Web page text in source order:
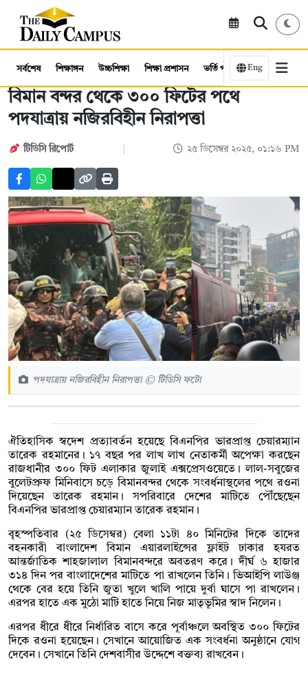
সর্বশেষ শিক্ষাঙ্গন উচ্চশিক্ষা শিক্ষা প্রশাসন ভর্তি পরীক্ষা কর্মসংস্থান
Eng
বিমান বন্দর থেকে ৩০০ ফিটের পথে
পদযাত্রায় নজিরবিহীন নিরাপত্তা
টিডিসি রিপোর্ট ২৫ ডিসেম্বর ২০২৫, ০১:১৬ PM
পদযাত্রায় নজিরবিহীন নিরাপত্তা © টিডিসি ফটো
ঐতিহাসিক স্বদেশ প্রত্যাবর্তন হয়েছে বিএনপির ভারপ্রাপ্ত চেয়ারম্যান
তারেক রহমানের। ১৭ বছর পর লাখ লাখ নেতাকর্মী অপেক্ষা করছেন
রাজধানীর ৩০০ ফিট এলাকার জুলাই এক্সপ্রেসওয়েতে। লাল-সবুজের
বুলেটপ্রুফ মিনিবাসে চড়ে বিমানবন্দর থেকে সংবর্ধনাস্থলের পথে রওনা
দিয়েছেন তারেক রহমান। সপরিবারে দেশের মাটিতে পৌঁছেছেন
বিএনপির ভারপ্রাপ্ত চেয়ারম্যান তারেক রহমান।
বৃহস্পতিবার (২৫ ডিসেম্বর) বেলা ১১টা ৪০ মিনিটের দিকে তাদের
বহনকারী বাংলাদেশ বিমান এয়ারলাইন্সের ফ্লাইট ঢাকার হযরত
আন্তর্জাতিক শাহজালাল বিমানবন্দরে অবতরণ করে। দীর্ঘ ৬ হাজার
৩১৪ দিন পর বাংলাদেশের মাটিতে পা রাখলেন তিনি। ভিআইপি লাউঞ্জ
থেকে বের হয়ে তিনি জুতা খুলে খালি পায়ে দুর্বা ঘাসে পা রাখলেন।
এরপর হাতে এক মুঠো মাটি হাতে নিয়ে নিজ মাতৃভূমির স্বাদ নিলেন।
এরপর ধীরে ধীরে নির্ধারিত বাসে করে পূর্বাঞ্চলে অবস্থিত ৩০০ ফিটের
দিকে রওনা হয়েছেন। সেখানে আয়োজিত এক সংবর্ধনা অনুষ্ঠানে যোগ
দেবেন। সেখানে তিনি দেশবাসীর উদ্দেশে বক্তব্য রাখবেন।